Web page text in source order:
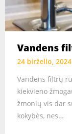
Vandens
24 birželio, 2024
Vandens filtrų
kiekvieno
žmonių vis dar
kokybės, nes…